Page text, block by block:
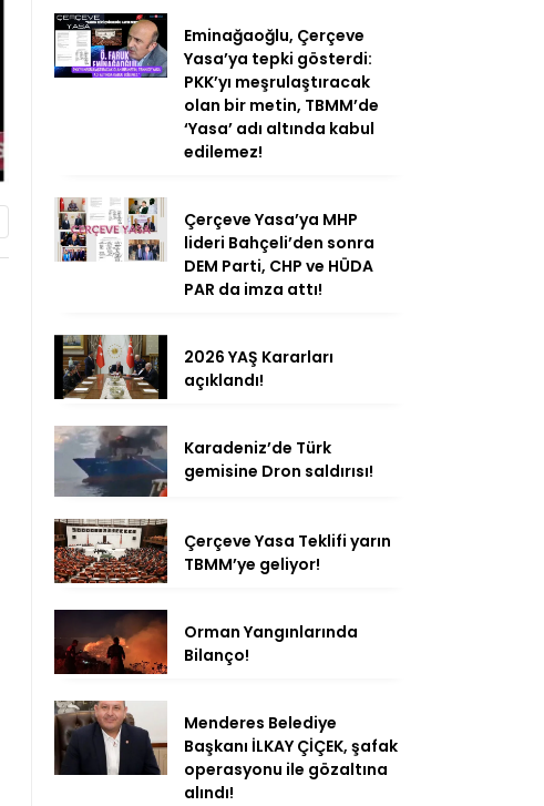
Eminağaoğlu, Çerçeve
Yasa’ya tepki gösterdi:
PKK’yı meşrulaştıracak
olan bir metin, TBMM’de
‘Yasa’ adı altında kabul
edilemez!
Çerçeve Yasa’ya MHP
lideri Bahçeli’den sonra
DEM Parti, CHP ve HÜDA
PAR da imza attı!
2026 YAŞ Kararları
açıklandı!
Karadeniz’de Türk
gemisine Dron saldırısı!
Çerçeve Yasa Teklifi yarın
TBMM’ye geliyor!
Orman Yangınlarında
Bilanço!
Menderes Belediye
Başkanı İLKAY ÇİÇEK, şafak
operasyonu ile gözaltına
alındı!